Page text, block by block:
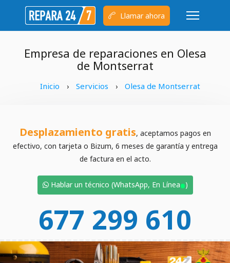
Llamar ahora
Empresa de reparaciones en Olesa
de Montserrat
Inicio › Servicios › Olesa de Montserrat
Desplazamiento gratis, aceptamos pagos en
efectivo, con tarjeta o Bizum, 6 meses de garantía y entrega
de factura en el acto.
Hablar un técnico (WhatsApp, En Línea•)
677 299 610